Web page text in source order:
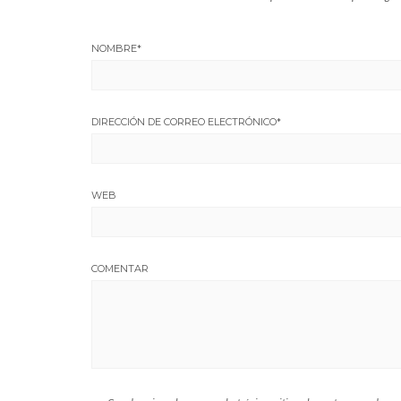
NOMBRE*
DIRECCIÓN DE CORREO ELECTRÓNICO*
WEB
COMENTAR